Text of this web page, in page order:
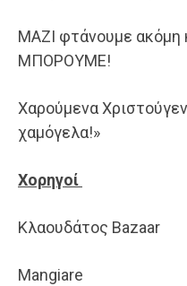
ΜΑΖΙ φτάνουμε ακόμη
ΜΠΟΡΟΥΜΕ!
Χαρούμενα
χαμόγελα!»
Χορηγοί
Κλαουδάτος Bazaar
Mangiare